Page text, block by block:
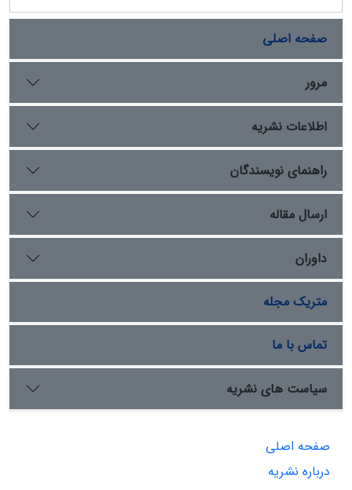
صفحه اصلی
مرور
اطلاعات نشریه
راهنمای نویسندگان
ارسال مقاله
داوران
متریک مجله
تماس با ما
سیاست های نشریه
صفحه اصلی
درباره نشریه